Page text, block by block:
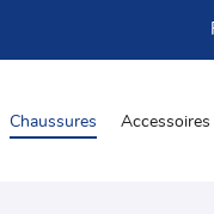
Chaussures Accessoires